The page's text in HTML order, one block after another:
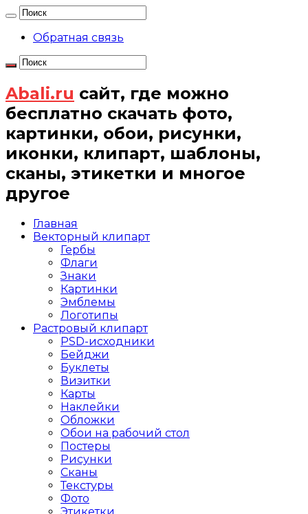
Обратная связь
Abali.ru сайт, где можно
бесплатно скачать фото,
картинки, обои, рисунки,
иконки, клипарт, шаблоны,
сканы, этикетки и многое
другое
Главная
Векторный клипарт
Гербы
Флаги
Знаки
Картинки
Эмблемы
Логотипы
Растровый клипарт
PSD-исходники
Бейджи
Буклеты
Визитки
Карты
Наклейки
Обложки
Обои на рабочий стол
Постеры
Рисунки
Сканы
Текстуры
Фото